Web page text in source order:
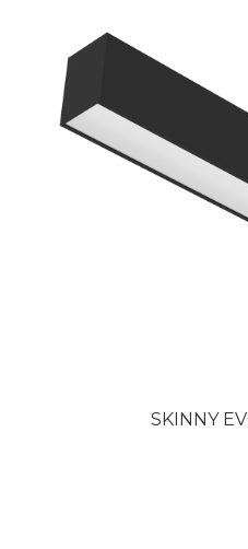
SKINNY